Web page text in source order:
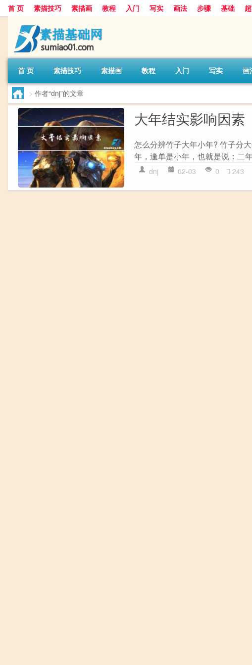
首 页 素描技巧 素描画 教程 入门 写实 画法 步骤 基础
首 页 素描技巧 素描画 教程 入门 写实 画
> 作者“dnj”的文章
大年结实影响因素
怎么分辨竹子大年小年? 竹子分
年，逢单是小年，也就是说：二
dnj 02-03 0 243